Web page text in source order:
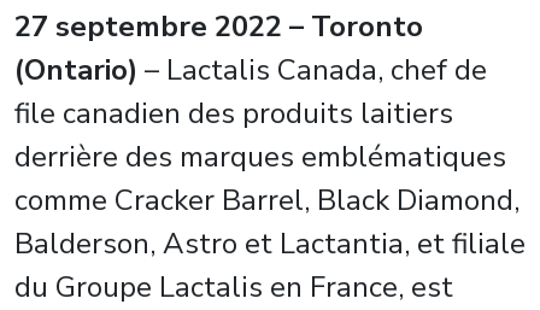
27 septembre 2022 – Toronto
(Ontario) – Lactalis Canada, chef de
file canadien des produits laitiers
derrière des marques emblématiques
comme Cracker Barrel, Black Diamond,
Balderson, Astro et Lactantia, et filiale
du Groupe Lactalis en France, est